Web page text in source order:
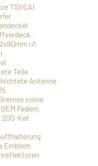
TSI/CAI
r/l
Teile
Antenne
vorne
Federn
200-Kat
Emblem